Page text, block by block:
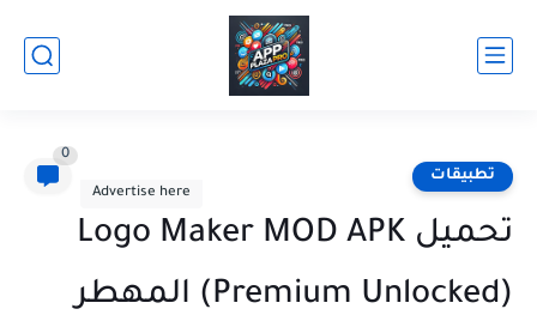
تطبيقات
0
تحميل Logo Maker MOD APK
(Premium Unlocked) المهطر
Advertise here